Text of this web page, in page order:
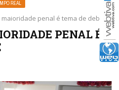
REAL
maioridade penal é tema de debate
PENAL É